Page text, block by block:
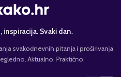
inspiracija. Svaki dan.
svakodnevnih pitanja i proširivanja
Aktualno. Praktično.